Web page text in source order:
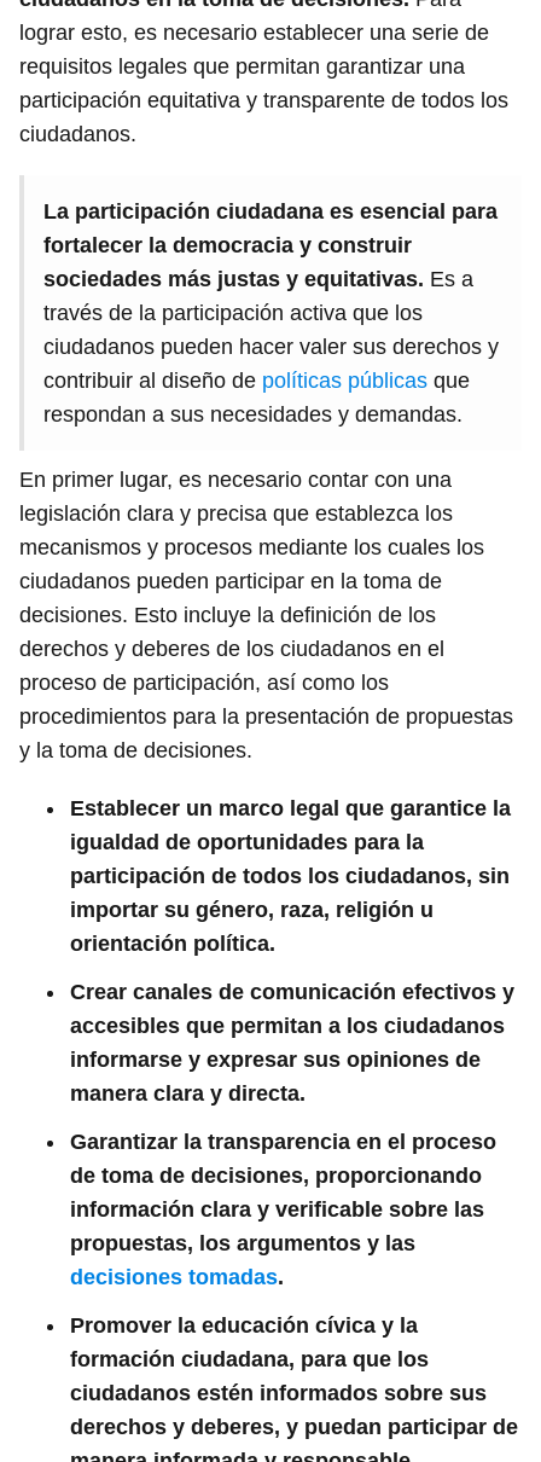
lograr esto, es necesario establecer una serie de
requisitos legales que permitan garantizar una
participación equitativa y transparente de todos los
ciudadanos.
La participación ciudadana es esencial para
fortalecer la democracia y construir
sociedades más justas y equitativas. Es a
través de la participación activa que los
ciudadanos pueden hacer valer sus derechos y
contribuir al diseño de políticas públicas que
respondan a sus necesidades y demandas.
En primer lugar, es necesario contar con una
legislación clara y precisa que establezca los
mecanismos y procesos mediante los cuales los
ciudadanos pueden participar en la toma de
decisiones. Esto incluye la definición de los
derechos y deberes de los ciudadanos en el
proceso de participación, así como los
procedimientos para la presentación de propuestas
y la toma de decisiones.
Establecer un marco legal que garantice la
igualdad de oportunidades para la
participación de todos los ciudadanos, sin
importar su género, raza, religión u
orientación política.
Crear canales de comunicación efectivos y
accesibles que permitan a los ciudadanos
informarse y expresar sus opiniones de
manera clara y directa.
Garantizar la transparencia en el proceso
de toma de decisiones, proporcionando
información clara y verificable sobre las
propuestas, los argumentos y las
decisiones tomadas.
Promover la educación cívica y la
formación ciudadana, para que los
ciudadanos estén informados sobre sus
derechos y deberes, y puedan participar de